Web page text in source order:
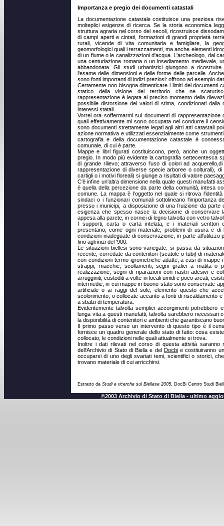
Importanza e pregio dei documenti catastali
La documentazione catastale costituisce una preziosa
molteplici esigenze di ricerca. Se la storia economica
struttura agraria nel corso dei secoli, ricostruisce
di campi aperti e cintati, formazioni di grandi proprietà
rurali, vicende di vita comunitaria e famigliare, la
geomorfologici quali i terrazzamenti, ma anche elementi
di un fiume o le canalizzazioni d'acqua. L'archeologo, dal
una centuriazione romana o un insediamento medievale,
abbandonata. Gli studi urbanistici giungono a
l'esame delle dimensioni e delle forme delle parcelle.
sono fonti importanti di indizi preziosi: offrono ad esempio
Certamente non bisogna dimenticare i limiti dei documenti
statico della visione del territorio che ne
rappresentazione è legata al preciso momento della
possibile distorsione dei valori di stima, condizionati
interessi statali.
Vorrei ora soffermarmi sui documenti di rappresentazione
quali effettivamente mi sono occupata nel condurre il
sono documenti strettamente legati agli altri atti catastali
azione normativa e utilizzati essenzialmente come
cartografia e della documentazione catastale è
comunale, di cui è parte.
Mappe e libri figurati costituiscono, però, anche un
pregio. In modo più evidente la cartografia settecentesca
di grande rilievo; attraverso l'uso di colori ad
rappresentazione di diverse specie arboree o colturali),
cartigli o i motivi floreali) si giunge a risultati di valore
C'è infine un'altra dimensione nella quale questi manufatti
è quella della percezione da parte della comunità, intesa
comune. La mappa è l'oggetto nel quale si ritrova
sindaci o i funzionari comunali sottolineano l'importanza
presso i municipi, a disposizione di una fruizione da parte
esigenza che spesso nasce la decisione di conservare
appesa alla parete, in cornici di legno talvolta con vetro
I supporti, carta o carta intelata, e i materiali scrittori
presentano, come ogni materiale, problemi di usura e di
condizioni inadeguate di conservazione, in parte
fino agli inizi del '900.
Le situazioni biellesi sono variegate: si passa da
recente, corredate da contenitori (scatole o tubi) di
con condizioni termo-igrometriche adatte, a casi di mappe
strappi, macchie, scollamenti, segni grafici a matita o
realizzazione, segni di riparazioni con nastri adesivi e
arrugginiti, custoditi a volte in locali umidi e poco areati;
intermedie, in cui mappe in buono stato sono conservate
artificiale o ai raggi del sole, elemento questo che
scolorimento, o collocate accanto a fonti di riscaldamento
a sbalzi di temperatura.
Evidentemente talvolta semplici accorgimenti potrebbero
lunga vita a questi manufatti, talvolta sarebbero necessari
la disponibilità di contenitori e ambienti che garantiscano
Il primo passo verso un intervento di questo tipo è il
fornisce un quadro generale dello stato di fatto: cosa
collocato, le condizioni nelle quali attualmente si trova.
Inoltre i dati rilevati nel corso di questa attività saranno
dell'Archivio di Stato di Biella e del Docbie costituiranno
occuparsi di uno degli svariati temi, scientifici o storici,
trovano materiale di cui arricchirsi.
Estratto da Studi e ricerche sul Biellese 2005 , DocBi Centro Studi
©2003 Archivio di Stato di Biella - ultimo